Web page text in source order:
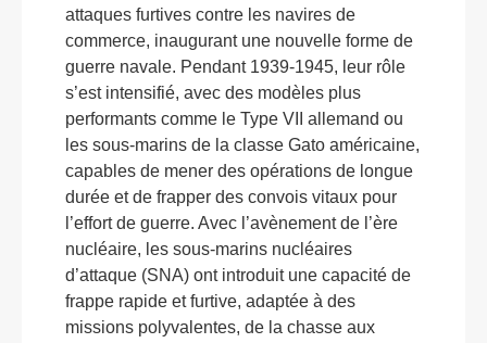
attaques furtives contre les navires de
commerce, inaugurant une nouvelle forme de
guerre navale. Pendant 1939-1945, leur rôle
s’est intensifié, avec des modèles plus
performants comme le Type VII allemand ou
les sous-marins de la classe Gato américaine,
capables de mener des opérations de longue
durée et de frapper des convois vitaux pour
l’effort de guerre. Avec l’avènement de l’ère
nucléaire, les sous-marins nucléaires
d’attaque (SNA) ont introduit une capacité de
frappe rapide et furtive, adaptée à des
missions polyvalentes, de la chasse aux